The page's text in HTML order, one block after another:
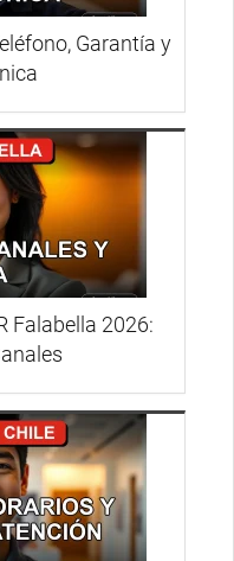
Garantía y
Falabella 2026: